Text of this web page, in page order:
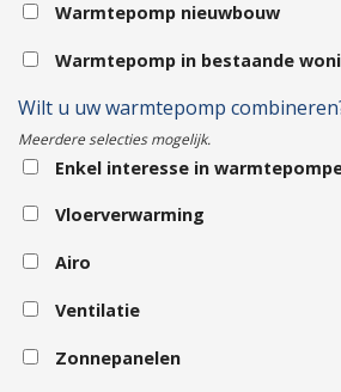
Warmtepomp nieuwbouw
Warmtepomp in bestaande
Wilt u uw warmtepomp
Meerdere selecties mogelijk.
Enkel interesse in
Vloerverwarming
Airo
Ventilatie
Zonnepanelen